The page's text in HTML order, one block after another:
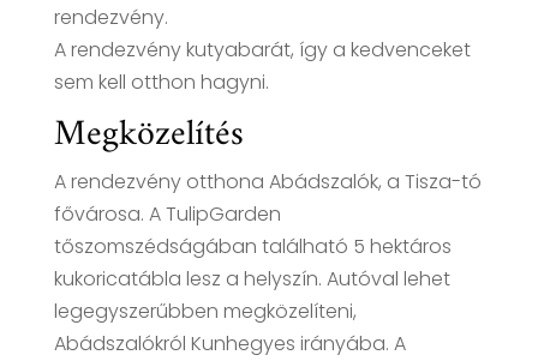
rendezvény.
A rendezvény kutyabarát, így a kedvenceket
sem kell otthon hagyni.
Megközelítés
A rendezvény otthona Abádszalók, a Tisza-tó
fővárosa. A TulipGarden
tőszomszédságában található 5 hektáros
kukoricatábla lesz a helyszín. Autóval lehet
legegyszerűbben megközelíteni,
Abádszalókról Kunhegyes irányába. A